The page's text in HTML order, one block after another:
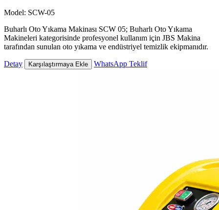
Model: SCW-05
Buharlı Oto Yıkama Makinası SCW 05; Buharlı Oto Yıkama
Makineleri kategorisinde profesyonel kullanım için JBS Makina
tarafından sunulan oto yıkama ve endüstriyel temizlik ekipmanıdır.
Detay Karşılaştırmaya Ekle WhatsApp Teklif